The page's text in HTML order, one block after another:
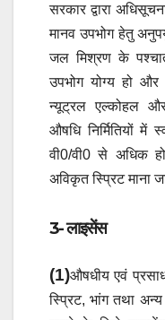
सरकार द्वारा
मानव उपभोग हेतु
जल मिश्रण के
उपभोग योग्य हो और
न्यूट्रल एल्कोहल और
औषधि निर्मितियों
वी0/वी0 से अधिक
अविकृत स्प्रिट माना
3- लाइसेंस
(1)औषधीय एवं
स्प्रिट, भांग तथा